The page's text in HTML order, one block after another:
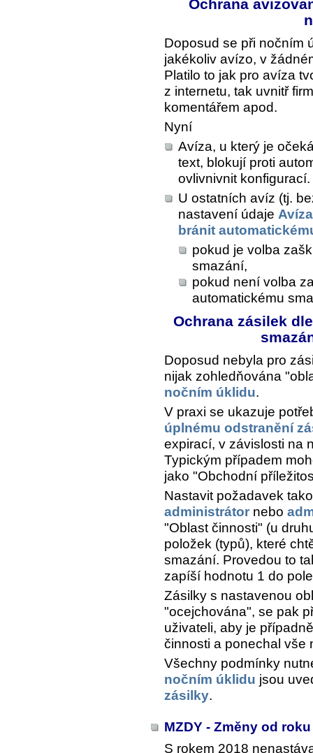
Ochrana
Doposud se při nočním
jakékoliv avízo, v
Platilo to jak pro avíza
z internetu, tak uvnitř
komentářem apod.
Nyní
Avíza, u který je
text, blokují proti
ovlivnivnit konfigurací.
U ostatních avíz (tj.
nastavení údaje
bránit
pokud je volba
smazání,
pokud není volba
automatickému
Ochrana zásilek
Doposud nebyla pro
nijak zohledňována
nočním úklidu.
V praxi se ukazuje
úplnému odstranění
expirací, v závislosti na
Typickým případem
jako "Obchodní
Nastavit požadavek
administrátor nebo
"Oblast činnosti" (u
položek (typů), které
smazání. Provedou to
zapíší hodnotu 1 do
Zásilky s nastavenou
"ocejchována", se pak
uživateli, aby je
činnosti a ponechal vše
Všechny podmínky
nočním úklidu jsou
zásilky.
MZDY - Změny od
S rokem 2018